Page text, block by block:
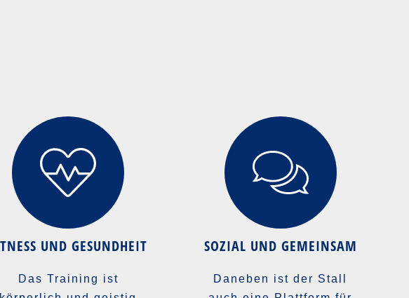
UND GESUNDHEIT
Das Training ist
SOZIAL UND GEMEINSAM
Daneben ist der Stall